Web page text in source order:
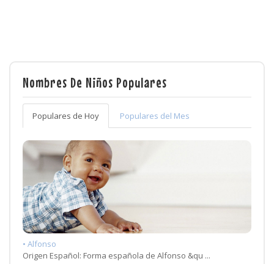
Nombres De Niños Populares
Populares de Hoy Populares del Mes
• Alfonso
Origen Español: Forma española de Alfonso &qu ...